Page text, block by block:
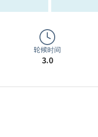
轮候时间
3.0